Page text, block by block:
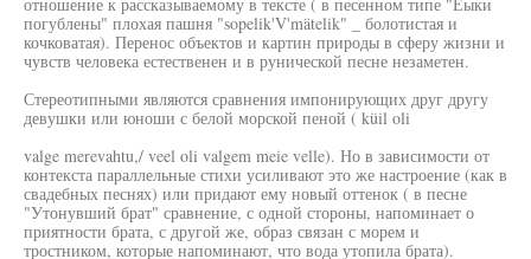
погублены" плохая пашня "sopelik'V'mätelik" _ болотистая и
кочковатая). Перенос объектов и картин природы в сферу жизни и
чувств человека естественен и в рунической песне незаметен.
Стереотипными являются сравнения импонирующих друг другу
девушки или юноши с белой морской пеной ( küil oli
valge merevahtu,/ veel oli valgem meie velle). Но в зависимости от
контекста параллельные стихи усиливают это же настроение (как в
свадебных песнях) или придают ему новый оттенок ( в песне
"Утонувший брат" сравнение, с одной стороны, напоминает о
приятности брата, с другой же, образ связан с морем и
тростником, которые напоминают, что вода утопила брата).